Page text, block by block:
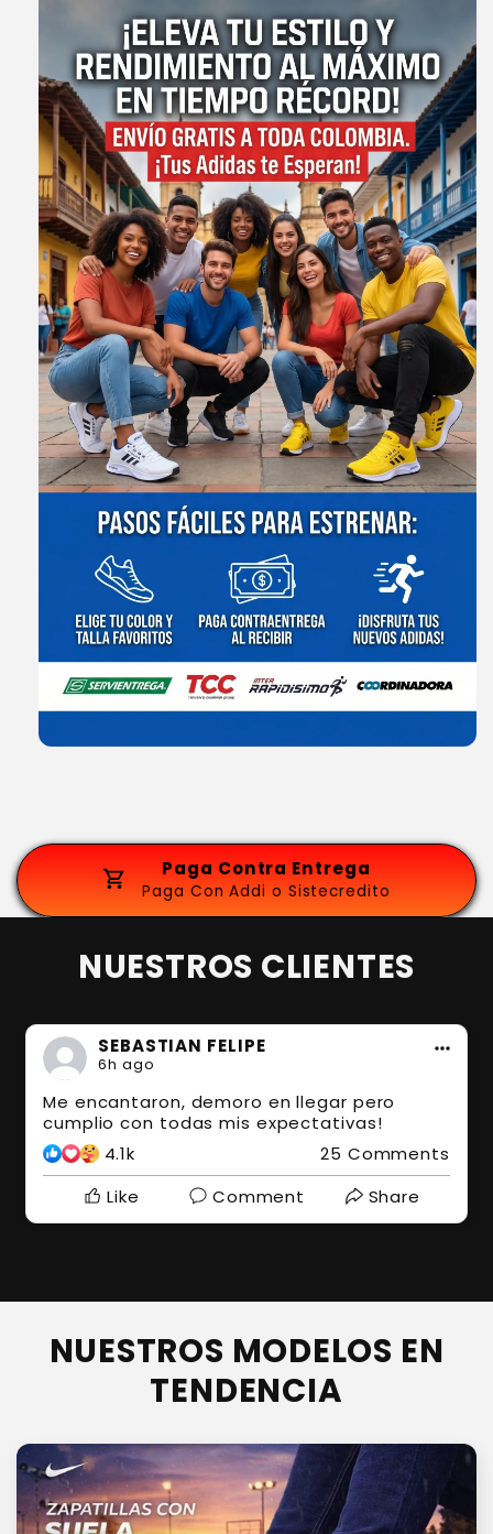
Paga Contra Entrega
Paga Con Addi o Sistecredito
NUESTROS CLIENTES
SEBASTIAN FELIPE
6h ago
Me encantaron, demoro en llegar pero
cumplio con todas mis expectativas!
4.1k
25 Comments
Like
Comment Share
NUESTROS MODELOS EN
TENDENCIA